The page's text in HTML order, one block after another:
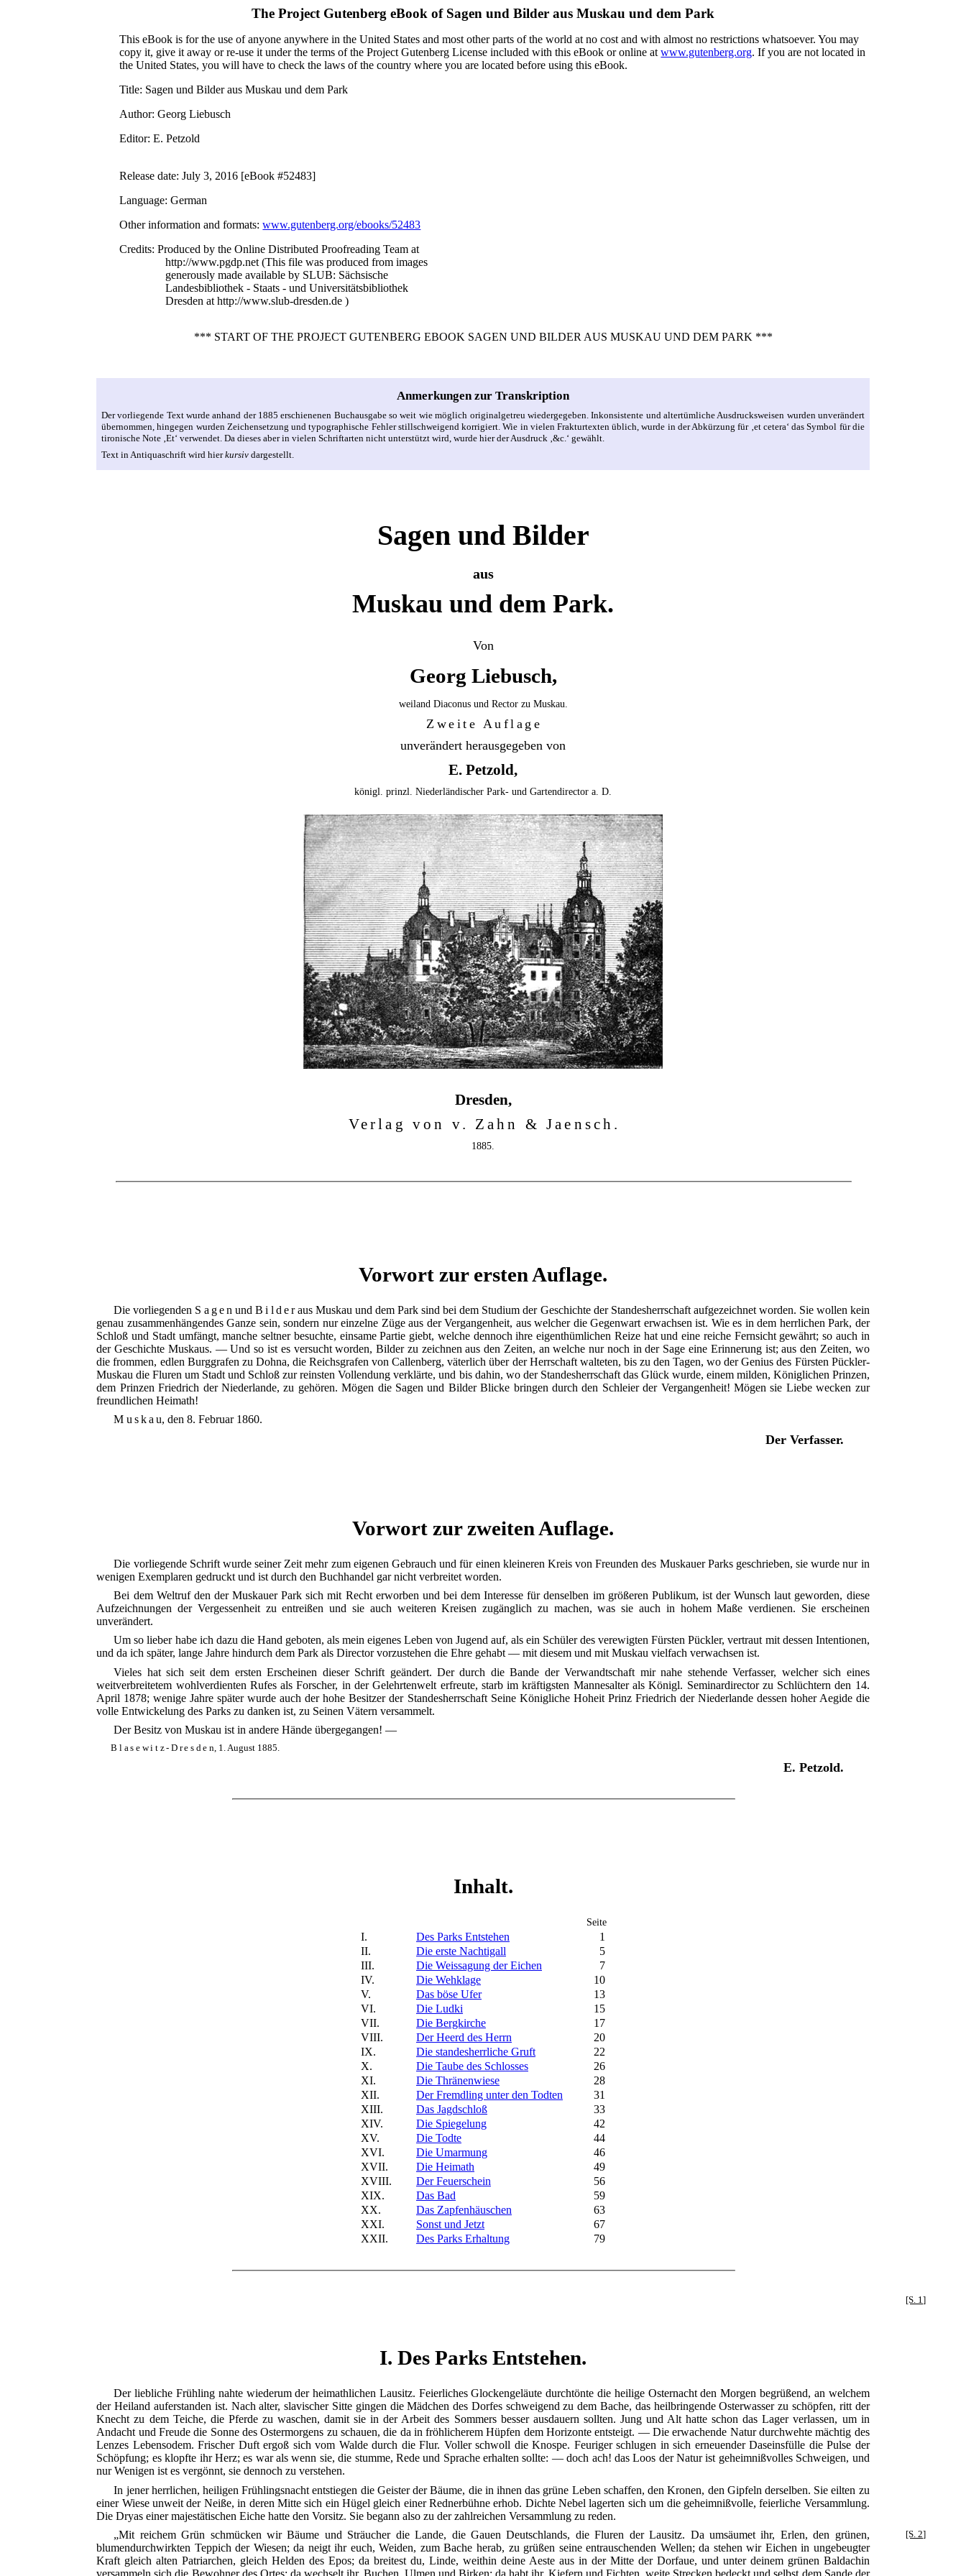
The Project Gutenberg eBook of Sagen und Bilder aus Muskau und dem Park
This eBook is for the use of anyone anywhere in the United States and most other parts of the world at no cost and with almost no restrictions whatsoever. You may
copy it, give it away or re-use it under the terms of the Project Gutenberg License included with this eBook or online atwww.gutenberg.org. If you are not located in
the United States, you will have to check the laws of the country where you are located before using this eBook.
Title: Sagen und Bilder aus Muskau und dem Park
Author: Georg Liebusch
Editor: E. Petzold
Release date: July 3, 2016 [eBook #52483]
Language: German
Other information and formats:www.gutenberg.org/ebooks/52483
Credits: Produced by the Online Distributed Proofreading Team at
http://www.pgdp.net (This file was produced from images
generously made available by SLUB: Sächsische
Landesbibliothek - Staats - und Universitätsbibliothek
Dresden at http://www.slub-dresden.de )
*** START OF THE PROJECT GUTENBERG EBOOK SAGEN UND BILDER AUS MUSKAU UND DEM PARK ***
Anmerkungen zur Transkription
Der vorliegende Text wurde anhand der 1885 erschienenen Buchausgabe so weit wie möglich originalgetreu wiedergegeben. Inkonsistente und altertümliche Ausdrucksweisen wurden unverändert
übernommen, hingegen wurden Zeichensetzung und typographische Fehler stillschweigend korrigiert. Wie in vielen Frakturtexten üblich, wurde in der Abkürzung für ‚et cetera‘ das Symbol für die
tironische Note ‚Et‘ verwendet. Da dieses aber in vielen Schriftarten nicht unterstützt wird, wurde hier der Ausdruck ‚&c.‘ gewählt.
Text in Antiquaschrift wird hierkursiv dargestellt.
Sagen und Bilder
aus
Muskau und dem Park.
Von
Georg Liebusch,
weiland Diaconus und Rector zu Muskau.
Zweite Auflage
unverändert herausgegeben von
E. Petzold,
königl. prinzl. Niederländischer Park- und Gartendirector a. D.
Dresden,
Verlag von v. Zahn & Jaensch.
1885.
Vorwort zur ersten Auflage.
Die vorliegenden Sagen undBilderaus Muskau und dem Park sind bei dem Studium der Geschichte der Standesherrschaft aufgezeichnet worden. Sie wollen kein
genau zusammenhängendes Ganze sein, sondern nur einzelne Züge aus der Vergangenheit, aus welcher die Gegenwart erwachsen ist. Wie es in dem herrlichen Park, der
Schloß und Stadt umfängt, manche seltner besuchte, einsame Partie giebt, welche dennoch ihre eigenthümlichen Reize hat und eine reiche Fernsicht gewährt; so auch in
der Geschichte Muskaus. — Und so ist es versucht worden, Bilder zu zeichnen aus den Zeiten, an welche nur noch in der Sage eine Erinnerung ist; aus den Zeiten, wo
die frommen, edlen Burggrafen zu Dohna, die Reichsgrafen von Callenberg, väterlich über der Herrschaft walteten, bis zu den Tagen, wo der Genius des Fürsten Pückler-
Muskau die Fluren um Stadt und Schloß zur reinsten Vollendung verklärte, und bis dahin, wo der Standesherrschaft das Glück wurde, einem milden, Königlichen Prinzen,
dem Prinzen Friedrich der Niederlande, zu gehören. Mögen die Sagen und Bilder Blicke bringen durch den Schleier der Vergangenheit! Mögen sie Liebe wecken zur
freundlichen Heimath!
Muskau, den 8. Februar 1860.
Der Verfasser.
Vorwort zur zweiten Auflage.
Die vorliegende Schrift wurde seiner Zeit mehr zum eigenen Gebrauch und für einen kleineren Kreis von Freunden des Muskauer Parks geschrieben, sie wurde nur in
wenigen Exemplaren gedruckt und ist durch den Buchhandel gar nicht verbreitet worden.
Bei dem Weltruf den der Muskauer Park sich mit Recht erworben und bei dem Interesse für denselben im größeren Publikum, ist der Wunsch laut geworden, diese
Aufzeichnungen der Vergessenheit zu entreißen und sie auch weiteren Kreisen zugänglich zu machen, was sie auch in hohem Maße verdienen. Sie erscheinen
unverändert.
Um so lieber habe ich dazu die Hand geboten, als mein eigenes Leben von Jugend auf, als ein Schüler des verewigten Fürsten Pückler, vertraut mit dessen Intentionen,
und da ich später, lange Jahre hindurch dem Park als Director vorzustehen die Ehre gehabt — mit diesem und mit Muskau vielfach verwachsen ist.
Vieles hat sich seit dem ersten Erscheinen dieser Schrift geändert. Der durch die Bande der Verwandtschaft mir nahe stehende Verfasser, welcher sich eines
weitverbreitetem wohlverdienten Rufes als Forscher, in der Gelehrtenwelt erfreute, starb im kräftigsten Mannesalter als Königl. Seminardirector zu Schlüchtern den 14.
April 1878; wenige Jahre später wurde auch der hohe Besitzer der Standesherrschaft Seine Königliche Hoheit Prinz Friedrich der Niederlande dessen hoher Aegide die
volle Entwickelung des Parks zu danken ist, zu Seinen Vätern versammelt.
Der Besitz von Muskau ist in andere Hände übergegangen! —
Blasewitz-Dresden , 1. August 1885.
E. Petzold.
Inhalt.
Seite
I. Des Parks Entstehen
1
II.
Die erste Nachtigall
5
III.
Die Weissagung der Eichen
7
IV.
Die Wehklage
10
V.
Das böse Ufer
13
VI.
Die Ludki
15
VII.
Die Bergkirche
17
VIII.
Der Heerd des Herrn
20
IX.
Die standesherrliche Gruft
22
X.
Die Taube des Schlosses
26
XI.
Die Thränenwiese
28
XII.
Der Fremdling unter den Todten
31
XIII.
Das Jagdschloß
33
XIV.
Die Spiegelung
42
XV.
Die Todte
44
XVI.
Die Umarmung
46
XVII.
Die Heimath
49
XVIII.
Der Feuerschein
56
XIX.
Das Bad
59
XX.
Das Zapfenhäuschen
63
XXI.
Sonst und Jetzt
67
XXII.
Des Parks Erhaltung 79
[S. 1]
I. Des Parks Entstehen.
Der liebliche Frühling nahte wiederum der heimathlichen Lausitz. Feierliches Glockengeläute durchtönte die heilige Osternacht den Morgen begrüßend, an welchem
der Heiland auferstanden ist. Nach alter, slavischer Sitte gingen die Mädchen des Dorfes schweigend zu dem Bache, das heilbringende Osterwasser zu schöpfen, ritt der
Knecht zu dem Teiche, die Pferde zu waschen, damit sie in der Arbeit des Sommers besser ausdauern sollten. Jung und Alt hatte schon das Lager verlassen, um in
Andacht und Freude die Sonne des Ostermorgens zu schauen, die da in fröhlicherem Hüpfen dem Horizonte entsteigt. — Die erwachende Natur durchwehte mächtig des
Lenzes Lebensodem. Frischer Duft ergoß sich vom Walde durch die Flur. Voller schwoll die Knospe. Feuriger schlugen in sich erneuender Daseinsfülle die Pulse der
Schöpfung; es klopfte ihr Herz; es war als wenn sie, die stumme, Rede und Sprache erhalten sollte: — doch ach! das Loos der Natur ist geheimnißvolles Schweigen, und
nur Wenigen ist es vergönnt, sie dennoch zu verstehen.
In jener herrlichen, heiligen Frühlingsnacht entstiegen die Geister der Bäume, die in ihnen das grüne Leben schaffen, den Kronen, den Gipfeln derselben. Sie eilten zu
einer Wiese unweit der Neiße, in deren Mitte sich ein Hügel gleich einer Rednerbühne erhob. Dichte Nebel lagerten sich um die geheimnißvolle, feierliche Versammlung.
Die Dryas einer majestätischen Eiche hatte den Vorsitz. Sie begann also zu der zahlreichen Versammlung zu reden.
„Mit reichem Grün schmücken wir Bäume und Sträucher die Lande, die Gauen Deutschlands, die Fluren der Lausitz.
[S. 2]
Da umsäumet ihr, Erlen, den grünen,
blumendurchwirkten Teppich der Wiesen; da neigt ihr euch, Weiden, zum Bache herab, zu grüßen seine entrauschenden Wellen; da stehen wir Eichen in ungebeugter
Kraft gleich alten Patriarchen, gleich Helden des Epos; da breitest du, Linde, weithin deine Aeste aus in der Mitte der Dorfaue, und unter deinem grünen Baldachin
versammeln sich die Bewohner des Ortes; da wechselt ihr, Buchen, Ulmen und Birken; da habt ihr, Kiefern und Fichten, weite Strecken bedeckt und selbst dem Sande der